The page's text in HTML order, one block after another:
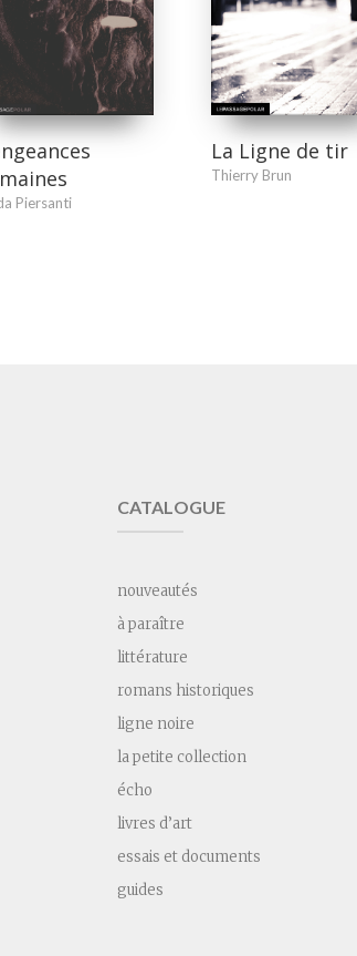
Piersanti
La Ligne de tir
Thierry Brun
CATALOGUE
nouveautés
à paraître
littérature
romans historiques
ligne noire
la petite collection
écho
livres d’art
essais et documents
guides